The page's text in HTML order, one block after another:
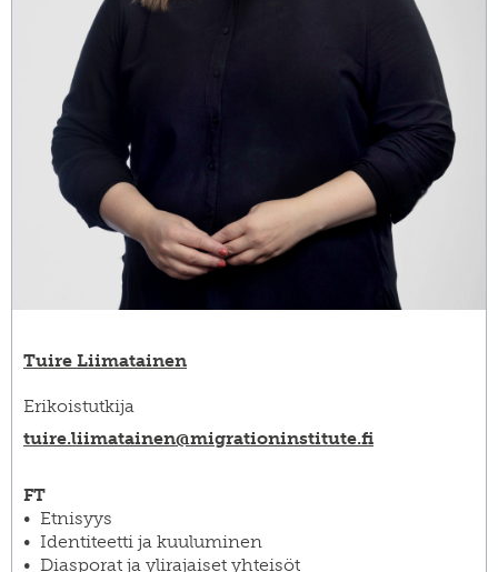
Tuire Liimatainen
Erikoistutkija
tuire.liimatainen@​migrationinstitute.fi
FT
Etnisyys
Identiteetti ja kuuluminen
Diasporat ja ylirajaiset yhteisöt